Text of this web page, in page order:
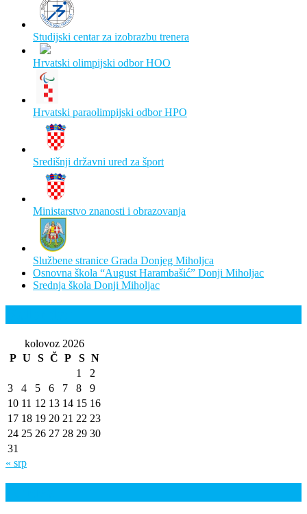
Studijski centar za izobrazbu trenera
Hrvatski olimpijski odbor HOO
Hrvatski paraolimpijski odbor HPO
Središnji državni ured za šport
Ministarstvo znanosti i obrazovanja
Službene stranice Grada Donjeg Miholjca
Osnovna škola “August Harambašić” Donji Miholjac
Srednja škola Donji Miholjac
kolovoz 2026
P U S Č P S N
1
2
3
4 5 6 7 8
9
10 11 12 13 14 15 16
17 18 19 20 21 22 23
24 25 26 27 28 29 30
31
« srp